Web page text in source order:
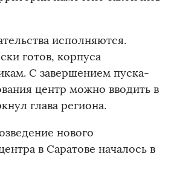
исполняются.
готов, корпуса
С завершением пуска-
центр можно вводить в
глава региона.
нового
в Саратове началось в